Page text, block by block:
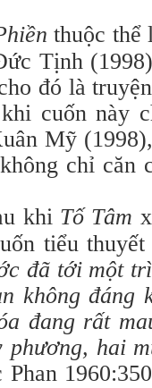
thuộc thể
Tịnh
đó là
cuốn này
Mỹ
chỉ căn
khi Tố Tâm
tiểu
đã tới một
không đáng
đang rất
phương, hai
Phan